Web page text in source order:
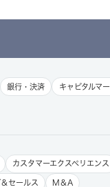
銀行・決済 キャピタルマ
カスタマーエクスペリエンス
セールス M＆A